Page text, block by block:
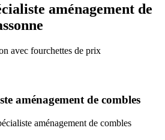
aménagement de
avec fourchettes de prix
aménagement de combles
aménagement de combles